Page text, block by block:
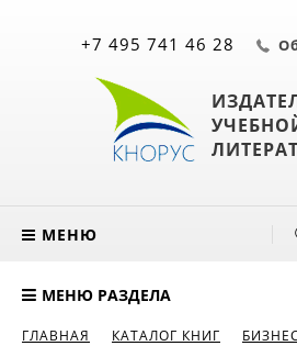
+7 495 741 46 28
МЕНЮ
МЕНЮ РАЗДЕЛА
ГЛАВНАЯ КАТАЛОГ КНИГ